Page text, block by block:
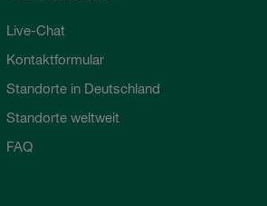
Live-Chat
Kontaktformular
Standorte in Deutschland
Standorte weltweit
FAQ